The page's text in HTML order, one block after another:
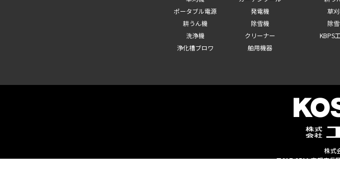
ポータブル電源
発電機
耕うん機
除雪機
洗浄機
クリーナー
浄化槽ブロワ
舶用機器
草
除
KBPS
株式
〒617-8511 京都府長